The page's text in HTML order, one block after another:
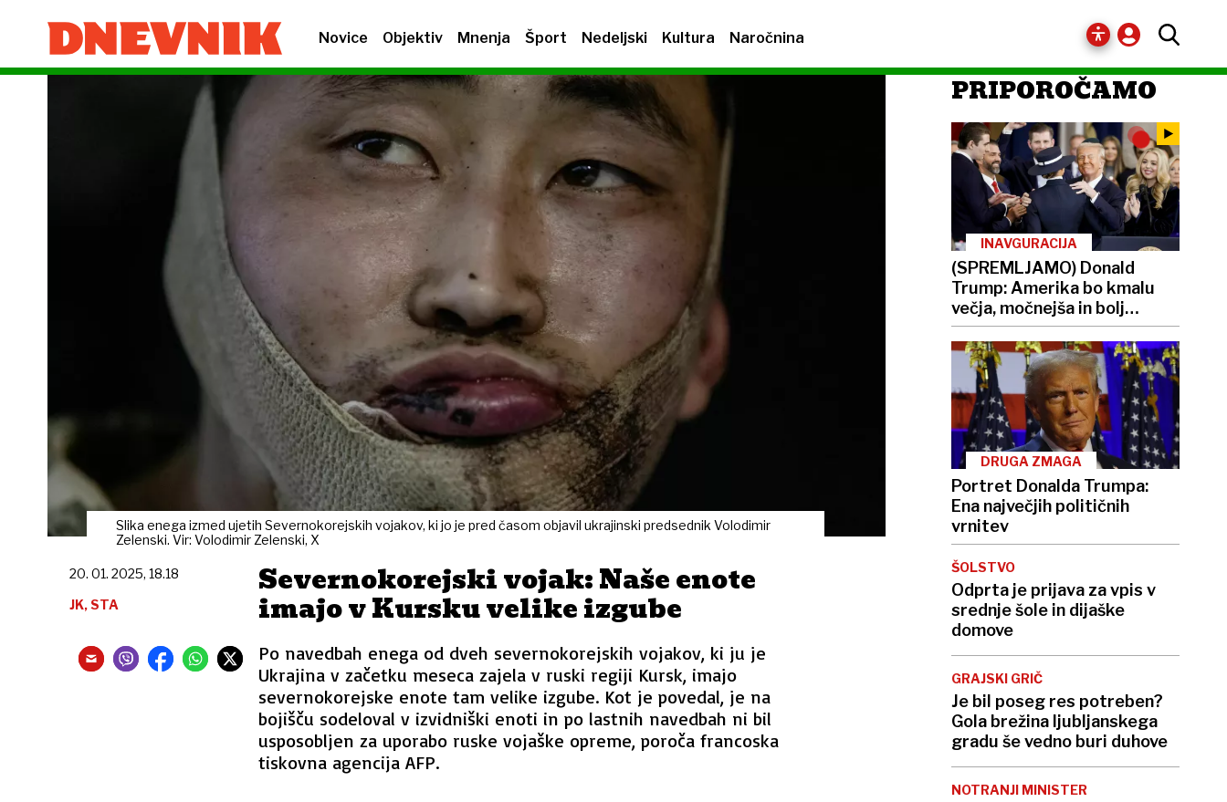
Novice Objektiv Mnenja Šport Nedeljski Kultura Naročnina
Slika enega izmed ujetih Severnokorejskih vojakov, ki jo je pred časom objavil ukrajinski predsednik Volodimir
Zelenski. Vir: Volodimir Zelenski, X
Severnokorejski vojak: Naše enote
imajo v Kursku velike izgube
Po navedbah enega od dveh severnokorejskih vojakov, ki ju je
Ukrajina v začetku meseca zajela v ruski regiji Kursk, imajo
severnokorejske enote tam velike izgube. Kot je povedal, je na
bojišču sodeloval v izvidniški enoti in po lastnih navedbah ni bil
usposobljen za uporabo ruske vojaške opreme, poroča francoska
tiskovna agencija AFP.
20. 01. 2025, 18.18
JK, STA
PRIPOROČAMO
INAVGURACIJA
(SPREMLJAMO) Donald
Trump: Amerika bo kmalu
večja, močnejša in bolj
izjemna, kot kdajkoli prej
DRUGA ZMAGA
Portret Donalda Trumpa:
Ena največjih političnih
vrnitev
ŠOLSTVO
Odprta je prijava za vpis v
srednje šole in dijaške
domove
GRAJSKI GRIČ
Je bil poseg res potreben?
Gola brežina ljubljanskega
gradu še vedno buri duhove
NOTRANJI MINISTER